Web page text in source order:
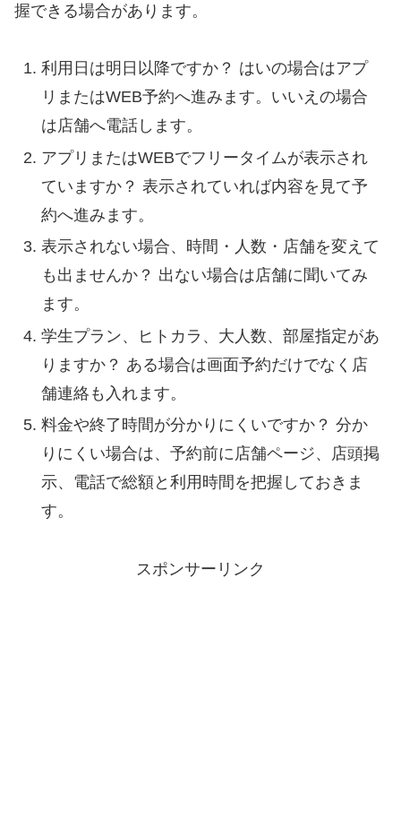
握できる場合があります。
利用日は明日以降ですか？ はいの場合はアプ
リまたはWEB予約へ進みます。いいえの場合
は店舗へ電話します。
アプリまたはWEBでフリータイムが表示され
ていますか？ 表示されていれば内容を見て予
約へ進みます。
表示されない場合、時間・人数・店舗を変えて
も出ませんか？ 出ない場合は店舗に聞いてみ
ます。
学生プラン、ヒトカラ、大人数、部屋指定があ
りますか？ ある場合は画面予約だけでなく店
舗連絡も入れます。
料金や終了時間が分かりにくいですか？ 分か
りにくい場合は、予約前に店舗ページ、店頭掲
示、電話で総額と利用時間を把握しておきま
す。
スポンサーリンク